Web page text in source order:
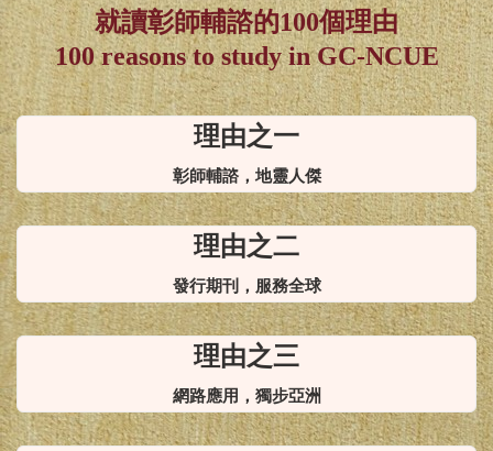
就讀彰師輔諮的100個理由
100 reasons to study in GC-NCUE
理由之一
彰師輔諮，地靈人傑
理由之二
發行期刊，服務全球
理由之三
網路應用，獨步亞洲